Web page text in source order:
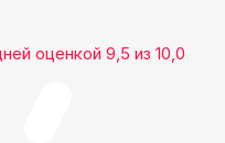
оценкой 9,5 из 10,0